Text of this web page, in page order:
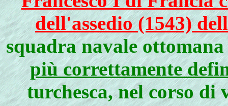
dell'assedio (1543)
squadra navale
più correttamente
turchesca, nel corso di